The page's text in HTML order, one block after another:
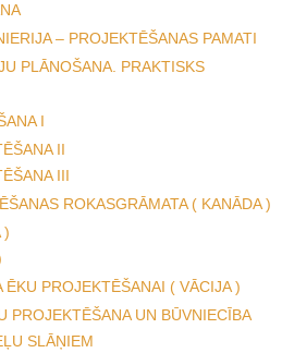
– PROJEKTĒŠANAS PAMATI
PLĀNOŠANA. PRAKTISKS
I
II
III
ROKASGRĀMATA ( KANĀDA )
)
ĒKU PROJEKTĒŠANAI ( VĀCIJA )
PROJEKTĒŠANA UN BŪVNIECĪBA
SLĀŅIEM